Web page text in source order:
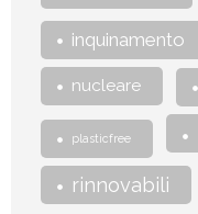
inquinamento
nucleare
plasticfree
rinnovabili